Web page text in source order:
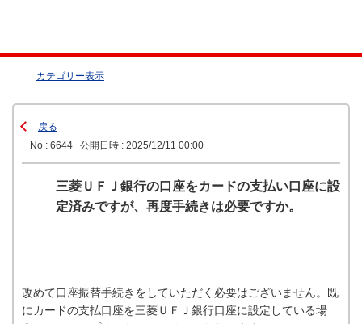
カテゴリー表示
戻る
No : 6644
公開日時 : 2025/12/11 00:00
三菱ＵＦＪ銀行の口座をカードの支払い口座に設
定済みですが、再度手続きは必要ですか。
改めて口座振替手続きをしていただく必要はございません。既
にカードの支払口座を三菱ＵＦＪ銀行口座に設定している場